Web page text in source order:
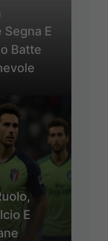
E
Batte
E